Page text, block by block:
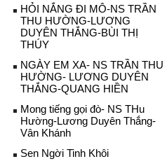
HỎI NẮNG ĐI MÔ-NS TRẦN
THU HƯỜNG-LƯƠNG
DUYÊN THẮNG-BÙI THỊ
THÚY
NGÀY EM XA- NS TRẦN THU
HƯỜNG- LƯƠNG DUYÊN
THẮNG-QUANG HIỀN
Mong tiếng gọi đò- NS THu
Hường-Lương Duyên Thắng-
Vân Khánh
Sen Ngời Tinh Khôi